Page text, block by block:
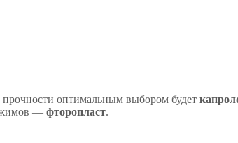
оптимальным выбором будет
— фторопласт.